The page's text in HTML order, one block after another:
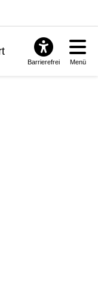
Barrierefrei Menü